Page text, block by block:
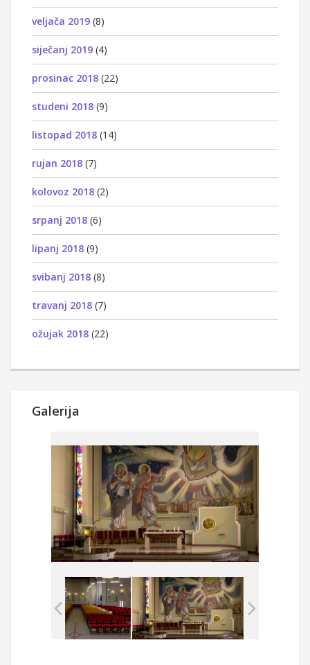
veljača 2019 (8)
siječanj 2019 (4)
prosinac 2018 (22)
studeni 2018 (9)
listopad 2018 (14)
rujan 2018 (7)
kolovoz 2018 (2)
srpanj 2018 (6)
lipanj 2018 (9)
svibanj 2018 (8)
travanj 2018 (7)
ožujak 2018 (22)
Galerija